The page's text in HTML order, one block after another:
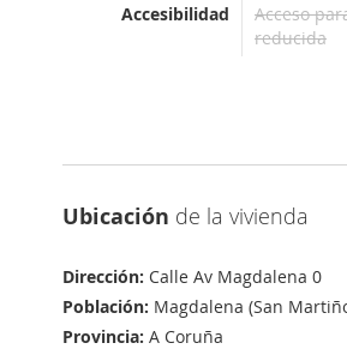
Accesibilidad
Acceso
reducida
Ubicación de la vivienda
Dirección: Calle Av Magdalena 0
Población: Magdalena (San
Provincia: A Coruña